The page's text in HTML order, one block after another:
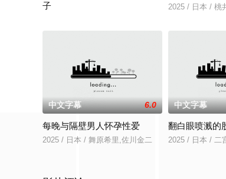
子
2025 / 日本 / 桃
中文字幕 6.0
每晚与隔壁男人怀孕性爱
2025 / 日本 / 舞原希里,佐川金二
中文字幕
翻白眼喷溅的
2025 / 日本 / 二